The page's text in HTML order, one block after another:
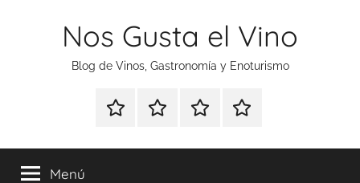
Nos Gusta el Vino
Blog de Vinos, Gastronomía y Enoturismo
Especial
Tonics
Enoturismo
Gastronomía
RankingContacto
Menú